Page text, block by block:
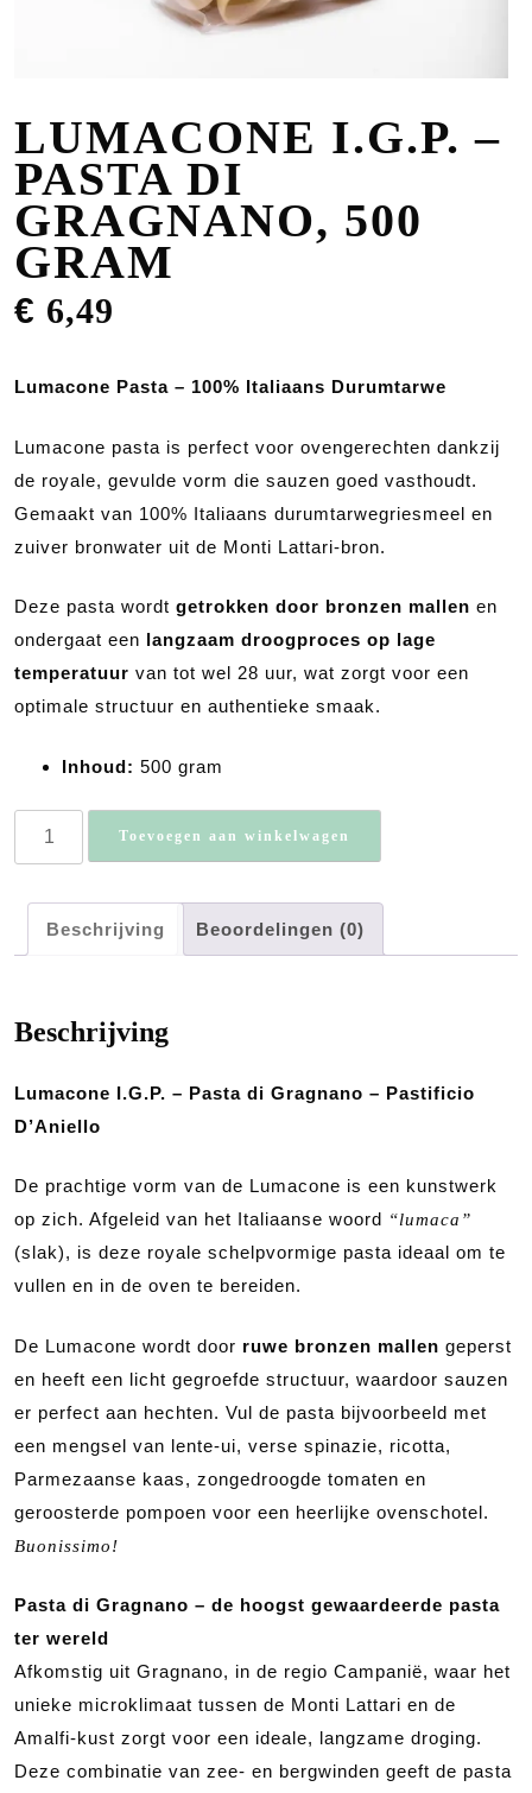
LUMACONE I.G.P. –
PASTA DI
GRAGNANO, 500
GRAM
€ 6,49
Lumacone Pasta – 100% Italiaans Durumtarwe
Lumacone pasta is perfect voor ovengerechten dankzij
de royale, gevulde vorm die sauzen goed vasthoudt.
Gemaakt van 100% Italiaans durumtarwegriesmeel en
zuiver bronwater uit de Monti Lattari-bron.
Deze pasta wordt getrokken door bronzen mallen en
ondergaat een langzaam droogproces op lage
temperatuur van tot wel 28 uur, wat zorgt voor een
optimale structuur en authentieke smaak.
Inhoud: 500 gram
Pasta
gram
Toevoegen aan winkelwagen
Beschrijving Beoordelingen (0)
Beschrijving
Lumacone I.G.P. – Pasta di Gragnano – Pastificio
D’Aniello
De prachtige vorm van de Lumacone is een kunstwerk
op zich. Afgeleid van het Italiaanse woord
“lumaca”
(slak), is deze royale schelpvormige pasta ideaal om te
vullen en in de oven te bereiden.
De Lumacone wordt door ruwe bronzen mallen geperst
en heeft een licht gegroefde structuur, waardoor sauzen
er perfect aan hechten. Vul de pasta bijvoorbeeld met
een mengsel van lente-ui, verse spinazie, ricotta,
Parmezaanse kaas, zongedroogde tomaten en
geroosterde pompoen voor een heerlijke ovenschotel.
Buonissimo!
Pasta di Gragnano – de hoogst gewaardeerde pasta
ter wereld
Afkomstig uit Gragnano, in de regio Campanië, waar het
unieke microklimaat tussen de Monti Lattari en de
Amalfi-kust zorgt voor een ideale, langzame droging.
Deze combinatie van zee- en bergwinden geeft de pasta